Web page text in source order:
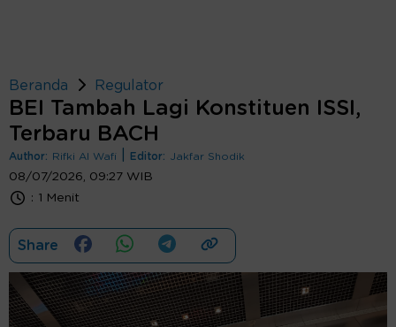
Beranda Regulator
BEI Tambah Lagi Konstituen ISSI,
Terbaru BACH
Author: Rifki Al Wafi Editor: Jakfar Shodik
08/07/2026, 09:27 WIB
: 1 Menit
Share